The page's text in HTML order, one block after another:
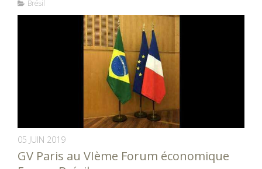
Brésil
05 JUIN 2019
GV Paris au VIème Forum économique